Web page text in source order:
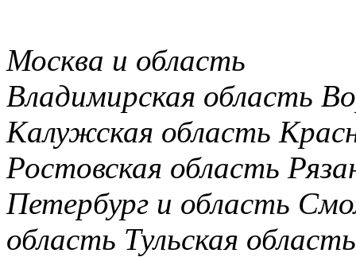
Москва и область
Владимирская область
Калужская область
Ростовская область
Петербург и область
область Тульская область